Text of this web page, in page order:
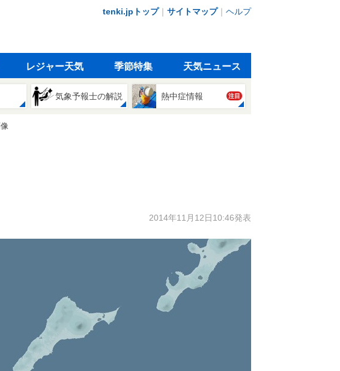
tenki.jpトップ｜ サイトマップ｜ ヘルプ
レジャー天気 季節特集 天気ニュース
気象予報士の解説 熱中症情報 注目
2014年11月12日10:46発表